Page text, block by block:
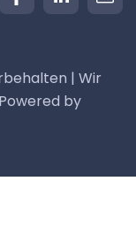
| Wir
by